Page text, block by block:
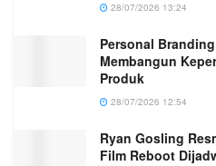
28/07/2026 13:24
Personal
Membangun
Produk
28/07/2026 12:54
Ryan Gosling
Film Reboot